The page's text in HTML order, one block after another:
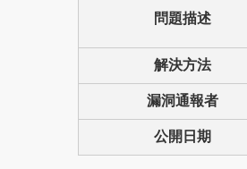
問題描述
解決方法
漏洞通報者
公開日期